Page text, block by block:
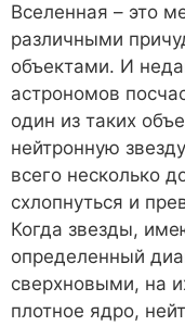
Вселенная – это
различными
объектами. И
астрономов
один из таких
нейтронную
всего несколько
схлопнуться и
Когда звезды,
определенный
сверхновыми, на
плотное ядро,